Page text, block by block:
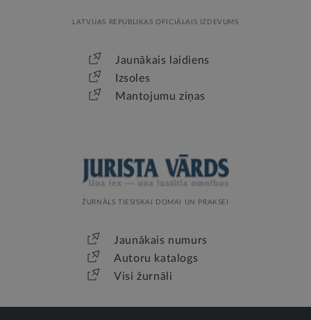
LATVIJAS REPUBLIKAS OFICIĀLAIS IZDEVUMS
Jaunākais laidiens
Izsoles
Mantojumu ziņas
ŽURNĀLS TIESISKAI DOMAI UN PRAKSEI
Jaunākais numurs
Autoru katalogs
Visi žurnāli